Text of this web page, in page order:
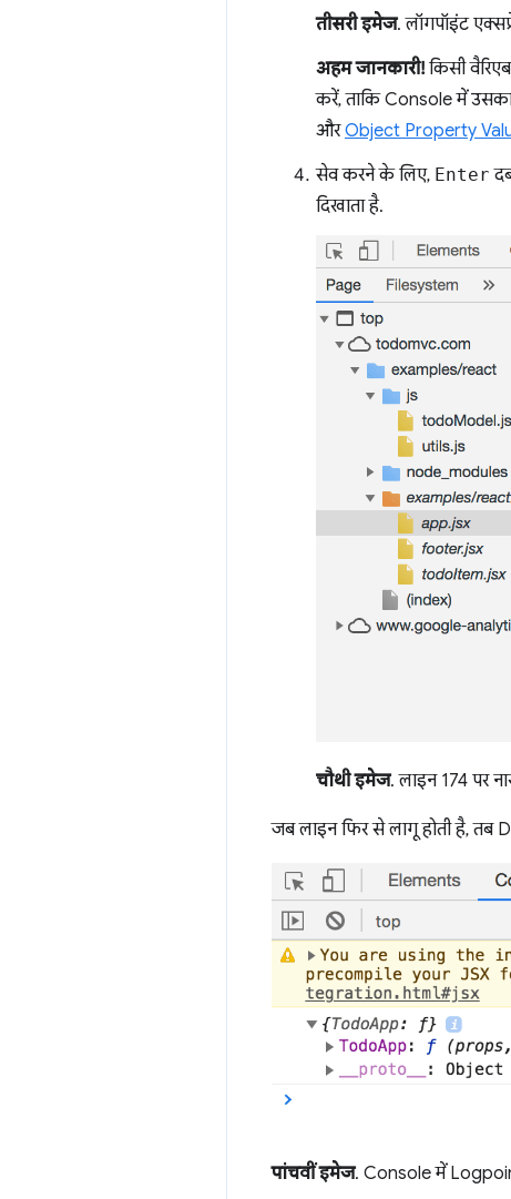
तीसरी इमेज. लॉगपॉइंट
अहम जानकारी! किसी
करें, ताकि Console में
औरObject Property
सेव करने के लिए, Enter
दिखाता है.
चौथी इमेज. लाइन 174 पर
जब लाइन फिर से लागू होती है,
पांचवीं इमेज. Console में